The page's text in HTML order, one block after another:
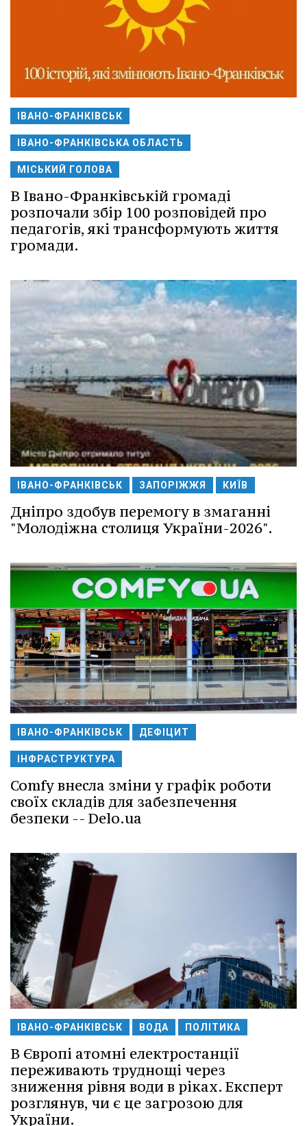
ІВАНО-ФРАНКІВСЬК
ІВАНО-ФРАНКІВСЬКА ОБЛАСТЬ
МІСЬКИЙ ГОЛОВА
В Івано-Франківській громаді
розпочали збір 100 розповідей про
педагогів, які трансформують життя
громади.
ІВАНО-ФРАНКІВСЬК ЗАПОРІЖЖЯ КИЇВ
Дніпро здобув перемогу в змаганні
"Молодіжна столиця України-2026".
ІВАНО-ФРАНКІВСЬК ДЕФІЦИТ
ІНФРАСТРУКТУРА
Comfy внесла зміни у графік роботи
своїх складів для забезпечення
безпеки -- Delo.ua
ІВАНО-ФРАНКІВСЬК ВОДА ПОЛІТИКА
В Європі атомні електростанції
переживають труднощі через
зниження рівня води в ріках. Експерт
розглянув, чи є це загрозою для
України.